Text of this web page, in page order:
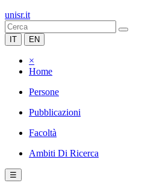
unisr.it
IT EN
×
Home
Persone
Pubblicazioni
Facoltà
Ambiti Di Ricerca
☰